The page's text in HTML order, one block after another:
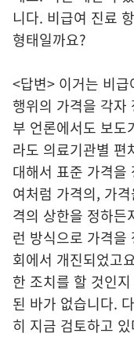
니다. 비급여 진료
형태일까요?
<답변> 이거는 비
행위의 가격을 각자
부 언론에서도 보도
라도 의료기관별 편
대해서 표준 가격을
여처럼 가격의, 가
격의 상한을 정하든
런 방식으로 가격을
회에서 개진되었고
한 조치를 할 것인
된 바가 없습니다.
히 지금 검토하고